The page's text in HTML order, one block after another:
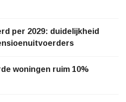
per 2029: duidelijkheid
woningen ruim 10%